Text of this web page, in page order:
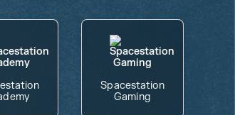
Spacestation
Gaming